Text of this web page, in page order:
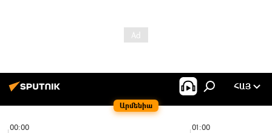
Արմենիա
ՀԱՅ
00:00 01:00